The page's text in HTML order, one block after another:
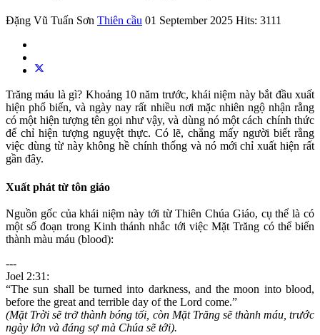
Đặng Vũ Tuấn Sơn Thiên cầu 01 September 2025 Hits: 3111
Trăng máu là gì? Khoảng 10 năm trước, khái niệm này bắt đầu xuất
hiện phổ biến, và ngày nay rất nhiều nơi mặc nhiên ngộ nhận rằng
có một hiện tượng tên gọi như vậy, và dùng nó một cách chính thức
để chỉ hiện tượng nguyệt thực. Có lẽ, chẳng mấy người biết rằng
việc dùng từ này không hề chính thống và nó mới chỉ xuất hiện rất
gần đây.
Xuất phát từ tôn giáo
Nguồn gốc của khái niệm này tới từ Thiên Chúa Giáo, cụ thể là có
một số đoạn trong Kinh thánh nhắc tới việc Mặt Trăng có thể biến
thành màu máu (blood):
---
Joel 2:31:
“The sun shall be turned into darkness, and the moon into blood,
before the great and terrible day of the Lord come.”
(Mặt Trời sẽ trở thành bóng tối, còn Mặt Trăng sẽ thành máu, trước
ngày lớn và đáng sợ mà Chúa sẽ tới).